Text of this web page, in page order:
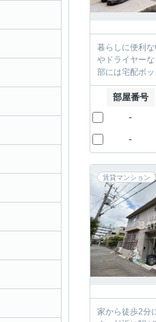
暮らしに便利
やドライヤー
部には宅配ボ
部屋番号
-
-
賃貸マンション
家から徒歩2分